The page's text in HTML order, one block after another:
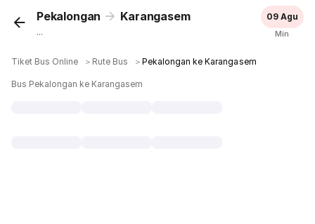
Pekalongan Karangasem
...
09 Agu
Min
Tiket Bus Online ＞ Rute Bus ＞Pekalongan ke Karangasem
Bus Pekalongan ke Karangasem